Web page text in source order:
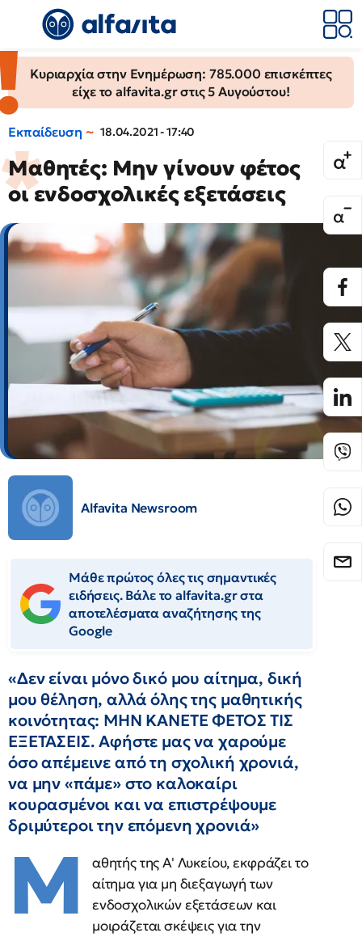
Κυριαρχία στην Ενημέρωση: 785.000 επισκέπτες
είχε το alfavita.gr στις 5 Αυγούστου!
Εκπαίδευση 18.04.2021 - 17:40
Μαθητές: Μην γίνουν φέτος
οι ενδοσχολικές εξετάσεις
Alfavita Newsroom
Μάθε πρώτος όλες τις σημαντικές
ειδήσεις. Βάλε το alfavita.gr στα
αποτελέσματα αναζήτησης της
Google
«Δεν είναι μόνο δικό μου αίτημα, δική
μου θέληση, αλλά όλης της μαθητικής
κοινότητας: ΜΗΝ ΚΑΝΕΤΕ ΦΕΤΟΣ ΤΙΣ
ΕΞΕΤΑΣΕΙΣ. Aφήστε μας να χαρούμε
όσο απέμεινε από τη σχολική χρονιά,
να μην «πάμε» στο καλοκαίρι
κουρασμένοι και να επιστρέψουμε
δριμύτεροι την επόμενη χρονιά»
Μ
αθητής της Α' Λυκείου, εκφράζει το
αίτημα για μη διεξαγωγή των
ενδοσχολικών εξετάσεων και
μοιράζεται σκέψεις για την